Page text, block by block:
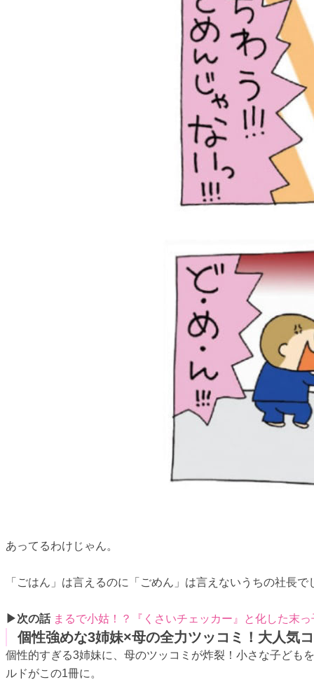
あってるわけじゃん。
「ごはん」は言えるのに「ごめん」は言えないうちの社長で
▶次の話 まるで小姑！？『くさいチェッカー』と化した末
個性強めな3姉妹×母の全力ツッコミ！大人気
個性的すぎる3姉妹に、母のツッコミが炸裂！小さな子ども
ルドがこの1冊に。